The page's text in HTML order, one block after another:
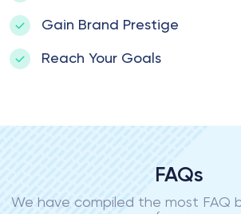
Gain Brand Prestige
Reach Your Goals
FAQs
We have compiled the most FAQ